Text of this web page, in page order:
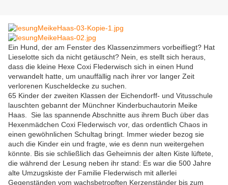
Ein Hund, der am Fenster des Klassenzimmers vorbeifliegt? Hat
Lieselotte sich da nicht getäuscht? Nein, es stellt sich heraus,
dass die kleine Hexe Coxi Flederwisch sich in einen Hund
verwandelt hatte, um unauffällig nach ihrer vor langer Zeit
verlorenen Kuscheldecke zu suchen.
65 Kinder der zweiten Klassen der Eichendorff- und Vitusschule
lauschten gebannt der Münchner Kinderbuchautorin Meike
Haas. Sie las spannende Abschnitte aus ihrem Buch über das
Hexenmädchen Coxi Flederwisch vor, das ordentlich Chaos in
einen gewöhnlichen Schultag bringt. Immer wieder bezog sie
auch die Kinder ein und fragte, wie es denn nun weitergehen
könnte. Bis sie schließlich das Geheimnis der alten Kiste lüftete,
die während der Lesung neben ihr stand: Es war die 500 Jahre
alte Umzugskiste der Familie Flederwisch mit allerlei
Gegenständen vom wachsbetropften Kerzenständer bis zum